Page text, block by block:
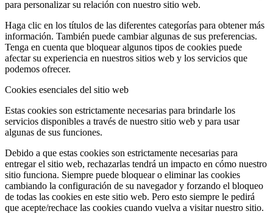
para personalizar su relación con nuestro sitio web.
Haga clic en los títulos de las diferentes categorías para obtener más
información. También puede cambiar algunas de sus preferencias.
Tenga en cuenta que bloquear algunos tipos de cookies puede
afectar su experiencia en nuestros sitios web y los servicios que
podemos ofrecer.
Cookies esenciales del sitio web
Estas cookies son estrictamente necesarias para brindarle los
servicios disponibles a través de nuestro sitio web y para usar
algunas de sus funciones.
Debido a que estas cookies son estrictamente necesarias para
entregar el sitio web, rechazarlas tendrá un impacto en cómo nuestro
sitio funciona. Siempre puede bloquear o eliminar las cookies
cambiando la configuración de su navegador y forzando el bloqueo
de todas las cookies en este sitio web. Pero esto siempre le pedirá
que acepte/rechace las cookies cuando vuelva a visitar nuestro sitio.